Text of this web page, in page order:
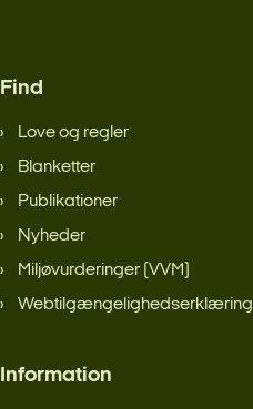
Find
Love og regler
Blanketter
Publikationer
Nyheder
Miljøvurderinger (VVM)
Webtilgængelighedserklæring
Information